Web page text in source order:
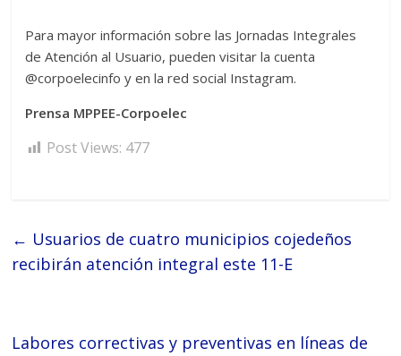
Para mayor información sobre las Jornadas Integrales
de Atención al Usuario, pueden visitar la cuenta
@corpoelecinfo y en la red social Instagram.
Prensa MPPEE-Corpoelec
Post Views: 477
← Usuarios de cuatro municipios cojedeños
recibirán atención integral este 11-E
Labores correctivas y preventivas en líneas de